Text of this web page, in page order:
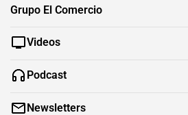
Grupo El Comercio
Videos
Podcast
Newsletters